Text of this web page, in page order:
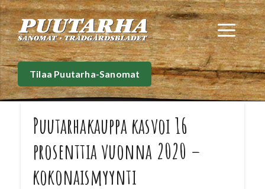
Siirry
sisältöön
Tilaa Puutarha-Sanomat
Puutarhakauppa kasvoi 16
prosenttia vuonna 2020 –
kokonaismyynti